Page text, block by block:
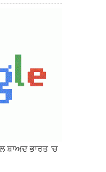
ਬਾਅਦ ਭਾਰਤ 'ਚ